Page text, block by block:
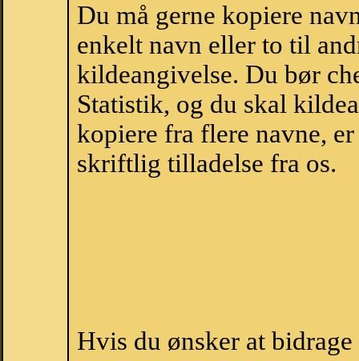
Du må gerne kopiere
enkelt navn eller to til
kildeangivelse. Du bør
Statistik, og du skal
kopiere fra flere navne,
skriftlig tilladelse fra os.
Hvis du ønsker at